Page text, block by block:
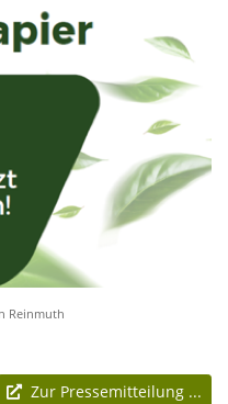
Reinmuth
Zur Pressemitteilung ...